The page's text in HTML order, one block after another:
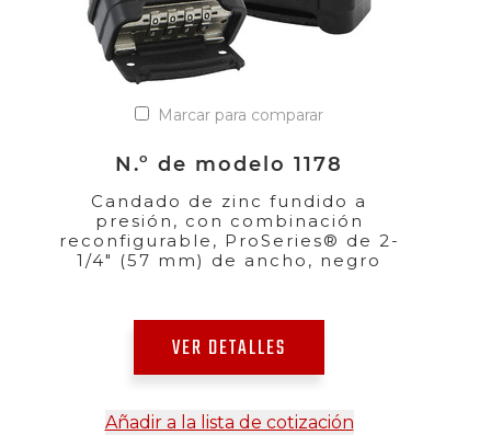
Marcar para comparar
N.º de modelo 1178
Candado de zinc fundido a
presión, con combinación
reconfigurable, ProSeries® de 2-
1/4" (57 mm) de ancho, negro
VER DETALLES
Añadir a la lista de cotización